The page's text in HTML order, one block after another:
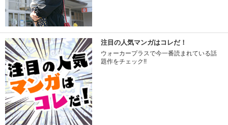
注目の人気マンガはコレだ！
ウォーカープラスで今一番読まれている話
題作をチェック!!